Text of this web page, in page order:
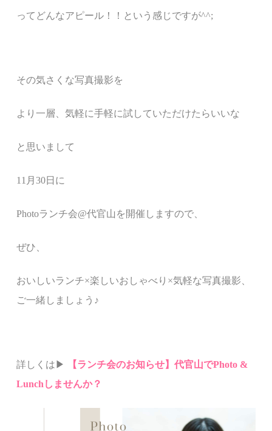
ってどんなアピール！！という感じですが^^;
その気さくな写真撮影を
より一層、気軽に手軽に試していただけたらいいな
と思いまして
11月30日に
Photoランチ会@代官山を開催しますので、
ぜひ、
おいしいランチ×楽しいおしゃべり×気軽な写真撮影、
ご一緒しましょう♪
詳しくは▶︎
【ランチ会のお知らせ】代官山でPhoto &
Lunchしませんか？